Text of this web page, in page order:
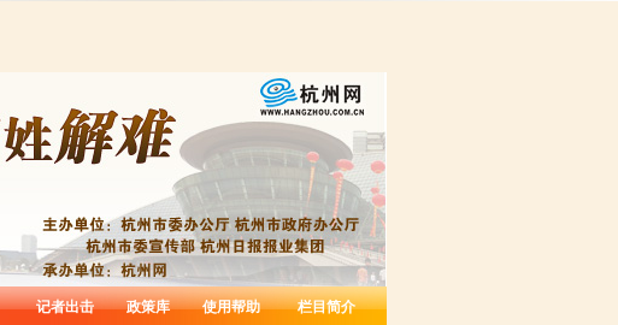
记者出击 政策库 使用帮助 栏目简介